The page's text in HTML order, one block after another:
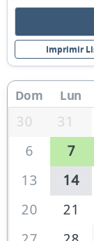
Imprimir
Dom Lun
30 31
6
7
13
14
20
21